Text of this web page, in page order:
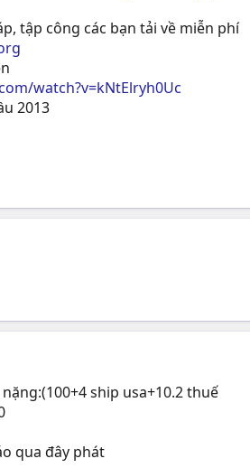
tập công các bạn tải về miễn phí
watch?v=kNtElryh0Uc
2013
ship usa+10.2 thuế
qua đây phát